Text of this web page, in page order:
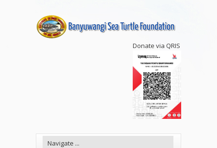
Donate via QRIS